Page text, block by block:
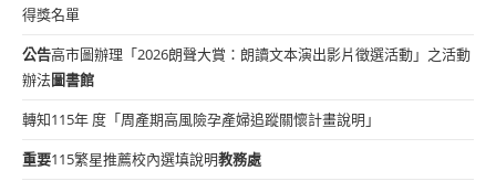
得獎名單
公告高市圖辦理「2026朗聲大賞：朗讀文本演出影片徵選活動」之活動
辦法圖書館
轉知115年 度「周產期高風險孕產婦追蹤關懷計畫說明」
重要115繁星推薦校內選填說明教務處